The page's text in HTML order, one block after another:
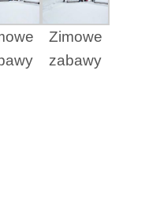
Zimowe
zabawy